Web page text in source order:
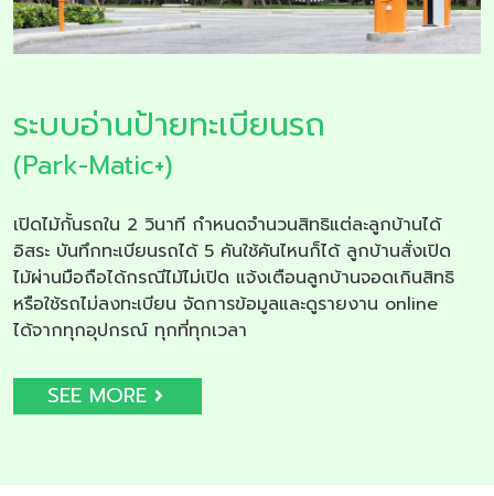
ระบบอ่านป้ายทะเบียนรถ
(Park-Matic+)
เปิดไม้กั้นรถใน 2 วินาที กำหนดจำนวนสิทธิแต่ละลูกบ้านได้
อิสระ บันทึกทะเบียนรถได้ 5 คันใช้คันไหนก็ได้ ลูกบ้านสั่งเปิด
ไม้ผ่านมือถือได้กรณีไม้ไม่เปิด แจ้งเตือนลูกบ้านจอดเกินสิทธิ
หรือใช้รถไม่ลงทะเบียน จัดการข้อมูลและดูรายงาน online
ได้จากทุกอุปกรณ์ ทุกที่ทุกเวลา
SEE MORE